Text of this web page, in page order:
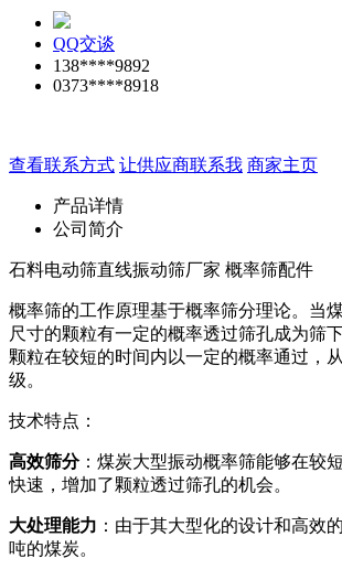
QQ交谈
138****9892
0373****8918
查看联系方式 让供应商联系我 商家主页
产品详情
公司简介
石料电动筛直线振动筛厂家 概率筛配件
概率筛的工作原理基于概率筛分理论。当
尺寸的颗粒有一定的概率透过筛孔成为筛
颗粒在较短的时间内以一定的概率通过，
级。
技术特点：
高效筛分：煤炭大型振动概率筛能够在较
快速，增加了颗粒透过筛孔的机会。
大处理能力 ：由于其大型化的设计和高效
吨的煤炭。